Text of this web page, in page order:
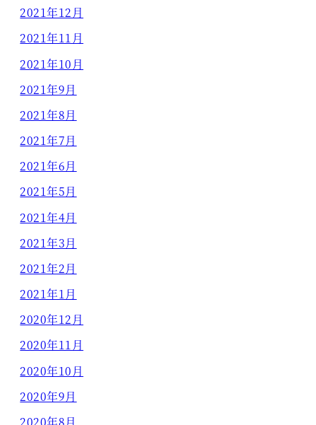
2021年12月
2021年11月
2021年10月
2021年9月
2021年8月
2021年7月
2021年6月
2021年5月
2021年4月
2021年3月
2021年2月
2021年1月
2020年12月
2020年11月
2020年10月
2020年9月